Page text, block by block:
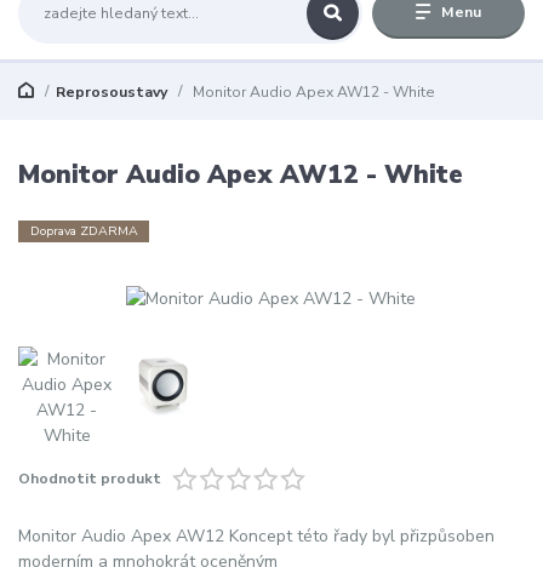
Menu
Reprosoustavy Monitor Audio Apex AW12 - White
Monitor Audio Apex AW12 - White
Doprava ZDARMA
Ohodnotit produkt
Monitor Audio Apex AW12 Koncept této řady byl přizpůsoben
moderním a mnohokrát oceněným